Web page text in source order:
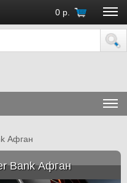
0 р.
(Москва)
Афган
Bank Афган